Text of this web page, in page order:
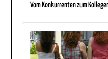
Vom Konkurrenten zum